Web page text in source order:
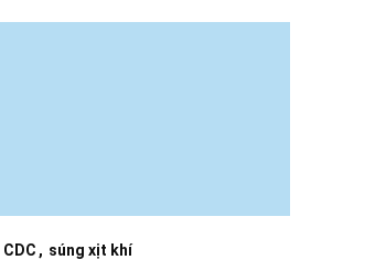
CDC , súng xịt khí